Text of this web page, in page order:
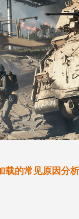
载的常见原因分析